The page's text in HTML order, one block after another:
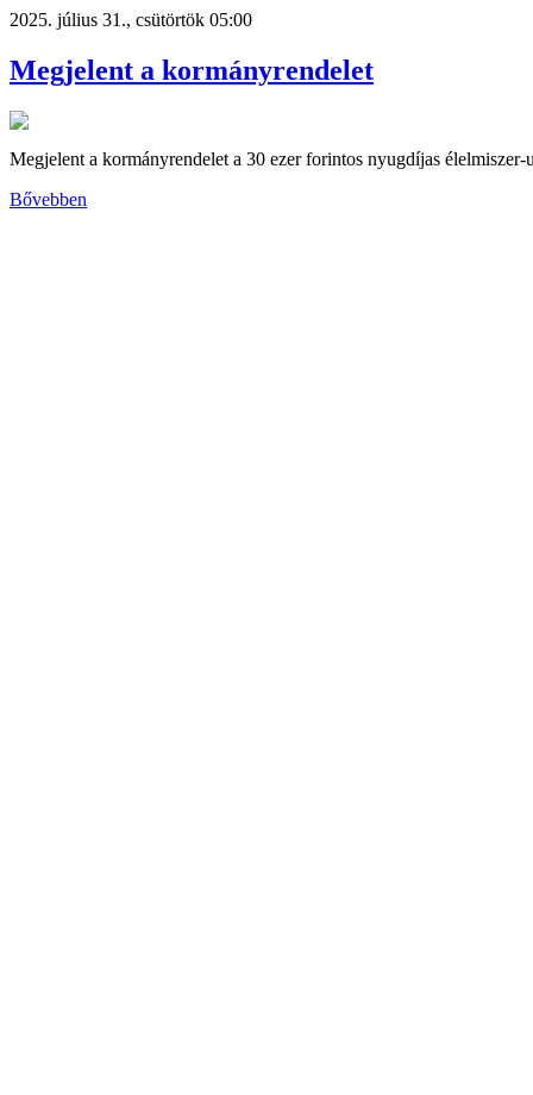
2025. július 31., csütörtök 05:00
Megjelent a kormányrendelet
Megjelent a kormányrendelet a 30 ezer forintos nyugdíjas
Bővebben